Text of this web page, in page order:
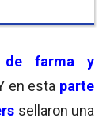
de farma
y
en esta parte
sellaron una